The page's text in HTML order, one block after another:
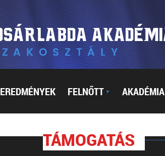
EREDMÉNYEK FELNŐTT ▼ AKADÉMIA
TÁMOGATÁS